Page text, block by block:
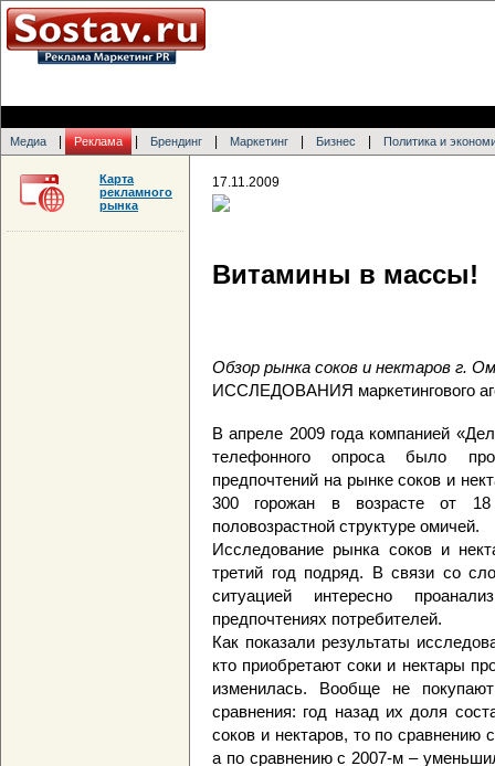
Медиа Реклама Брендинг Маркетинг Бизнес Политика и
17.11.2009
Витамины в массы!
Обзор рынка соков и нектаров г.
ИССЛЕДОВАНИЯ маркетингового
В апреле 2009 года компанией
телефонного опроса было
предпочтений на рынке соков и
300 горожан в возрасте от
половозрастной структуре омичей.
Исследование рынка соков и
третий год подряд. В связи со
ситуацией интересно
предпочтениях потребителей.
Как показали результаты
кто приобретают соки и нектары
изменилась. Вообще не
сравнения: год назад их доля
соков и нектаров, то по сравнению
а по сравнению с 2007-м –
Карта
рекламного
рынка